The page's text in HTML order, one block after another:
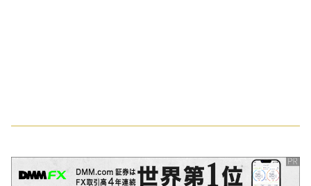
スポンサーリンク